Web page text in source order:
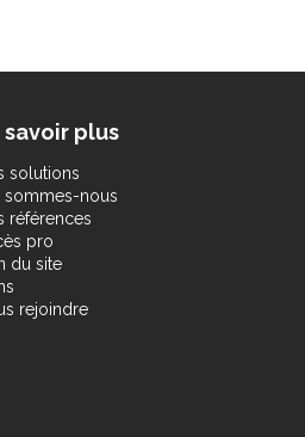
savoir plus
solutions
sommes-nous
références
pro
du site
rejoindre